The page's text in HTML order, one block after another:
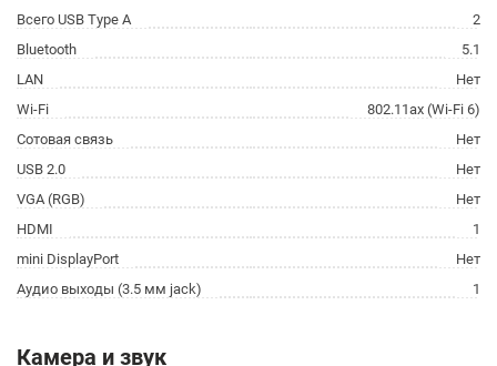
Всего USB Type A
2
Bluetooth
5.1
LAN
Нет
Wi-Fi
802.11ax (Wi-Fi 6)
Сотовая связь
Нет
USB 2.0
Нет
VGA (RGB)
Нет
HDMI
1
mini DisplayPort
Нет
Аудио выходы (3.5 мм jack)
1
Камера и звук